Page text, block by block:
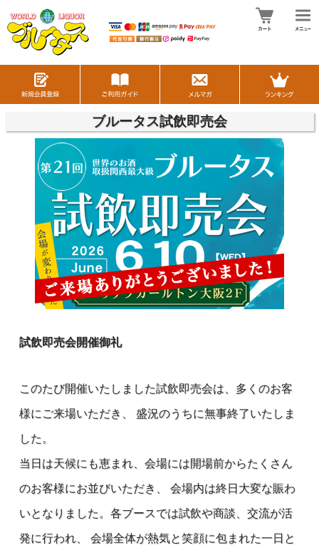
ブルータス試飲即売会
試飲即売会開催御礼
このたび開催いたしました試飲即売会は、多くのお客
様にご来場いただき、 盛況のうちに無事終了いたしま
した。
当日は天候にも恵まれ、会場には開場前からたくさん
のお客様にお並びいただき、 会場内は終日大変な賑わ
いとなりました。各ブースでは試飲や商談、交流が活
発に行われ、 会場全体が熱気と笑顔に包まれた一日と